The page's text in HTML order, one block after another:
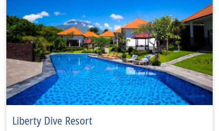
Liberty Dive Resort